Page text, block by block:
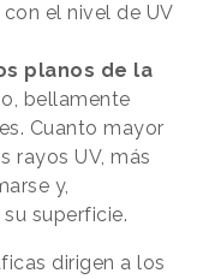
el nivel de UV
planos de la
bellamente
Cuanto mayor
rayos UV, más
y,
superficie.
dirigen a los